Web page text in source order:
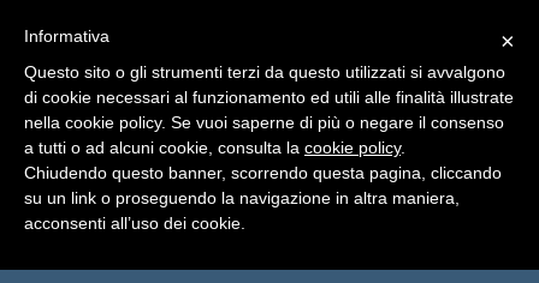
HOME Kinder Sorpresa Collection
Kinder Italia
Gnomi 4 Stagioni
Gnomi 4 Stagioni
×
Ciao a tutti, il negozio sarà chiuso dal 9/08 al 24/08
compreso.
Tutti gli ordini effettuati dopo le 15:00 del 07/08 verranno
spediti a partire dal giorno 25/08.
Buone vacanze a tutti dallo staff di Pianeta Hobby
×
Informativa
Questo sito o gli strumenti terzi da questo utilizzati si avvalgono
di cookie necessari al funzionamento ed utili alle finalità illustrate
nella cookie policy. Se vuoi saperne di più o negare il consenso
a tutti o ad alcuni cookie, consulta la cookie policy.
Chiudendo questo banner, scorrendo questa pagina, cliccando
su un link o proseguendo la navigazione in altra maniera,
acconsenti all’uso dei cookie.